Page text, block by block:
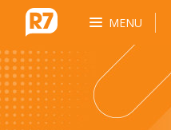
MENU